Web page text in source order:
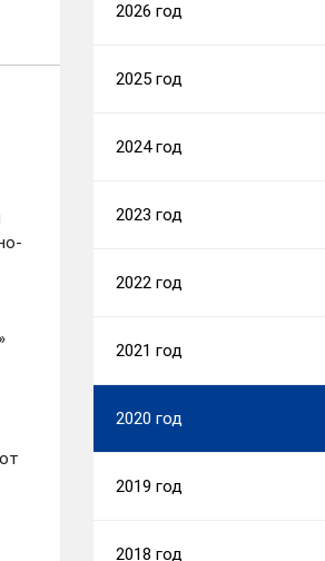
2026 год
2025 год
2024 год
2023 год
2022 год
2021 год
2020 год
2019 год
2018 год